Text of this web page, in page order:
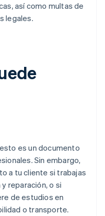
así como multas de
legales.
es un documento
Sin embargo,
a tu cliente si trabajas
reparación, o si
de estudios en
o transporte.